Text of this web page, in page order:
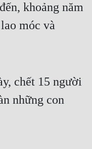
khoảng năm
móc và
chết 15 người
những con